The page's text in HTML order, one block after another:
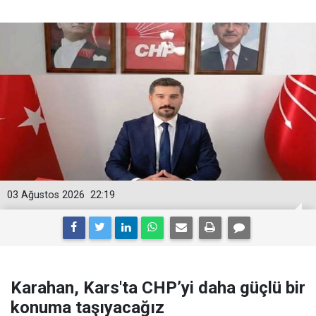
22:19
03 Ağustos 2026
Karahan, Kars'ta CHP’yi daha güçlü bir
konuma taşıyacağız